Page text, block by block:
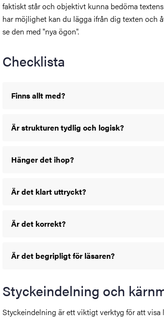
skriva
faktiskt står och objektivt kunna bedöma
har möjlighet kan du lägga ifrån dig texten och
se den med "nya ögon".
Checklista
Finns allt med?
Är strukturen tydlig och logisk?
Hänger det ihop?
Är det klart uttryckt?
Är det korrekt?
Är det begripligt för läsaren?
Styckeindelning och
Styckeindelning är ett viktigt verktyg för att visa